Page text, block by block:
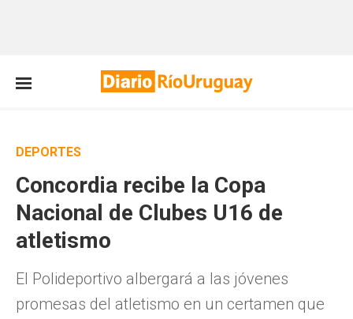
DEPORTES
Concordia recibe la Copa
Nacional de Clubes U16 de
atletismo
El Polideportivo albergará a las jóvenes
promesas del atletismo en un certamen que